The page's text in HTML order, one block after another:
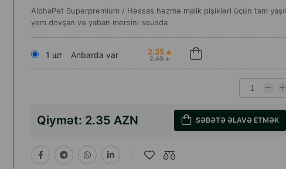
AlphaPet Superpremium / Həssas həzmə malik pişikləri üçün tam yaşıl
yem dovşan və yaban mersini sousda
1 шт Anbarda var 2.35 ₼
2.40 ₼
Qiymət: 2.35 AZN SƏBƏTƏ ƏLAVƏ ETMƏK